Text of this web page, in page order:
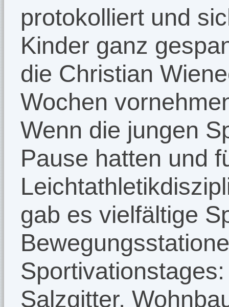
protokolliert und
Kinder ganz
die Christian
Wochen
Wenn die jungen
Pause hatten und
gab es vielfältige
Salzgitter,